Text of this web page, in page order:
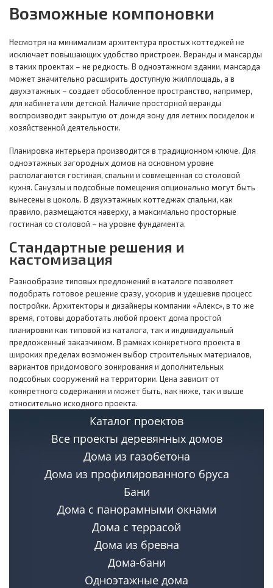
Возможные компоновки
Несмотря на минимализм архитектура простых коттеджей не
исключает повышающих удобство пристроек. Веранды и мансарды
в таких проектах – не редкость. В одноэтажном здании, мансарда
может значительно расширить доступную жилплощадь, а в
двухэтажных – создает обособленное пространство, например,
для кабинета или детской. Наличие просторной веранды
воспроизводит закрытую от дождя зону для летних посиделок и
хозяйственной деятельности.
Планировка интерьера производится в традиционном ключе. Для
одноэтажных загородных домов на основном уровне
располагаются гостиная, спальни и совмещенная со столовой
кухня. Санузлы и подсобные помещения опционально могут быть
вынесены в цоколь. В двухэтажных коттеджах спальни, как
правило, размещаются наверху, а максимально просторные
гостиная со столовой – на уровне фундамента.
Стандартные решения и
кастомизация
Разнообразие типовых предложений в каталоге позволяет
подобрать готовое решение сразу, ускорив и удешевив процесс
постройки. Архитекторы и дизайнеры компании «Алекс», в то же
время, готовы доработать любой проект дома простой
планировки как типовой из каталога, так и индивидуальный
предложенный заказчиком. В рамках конкретного проекта в
широких пределах возможен выбор строительных материалов,
вариантов придомового зонирования и дополнительных
подсобных сооружений на территории. Цена зависит от
конкретного содержания и может быть, как ниже, так и выше
относительно исходного проекта.
Обратившись через форму обратной связи или по телефонам в
разделе контактов можно получить подробную консультацию,
согласовать детали и произвести предварительный расчет
стоимости продажи простого дома.
Каталог проектов
Все проекты деревянных домов
Дома из газобетона
Дома из профилированного бруса
Бани
Дома с панорамными окнами
Дома с террасой
Дома из бревна
Дома-бани
Одноэтажные дома